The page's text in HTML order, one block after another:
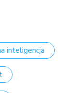
inteligencja